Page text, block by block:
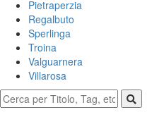
Pietraperzia
Regalbuto
Sperlinga
Troina
Valguarnera
Villarosa